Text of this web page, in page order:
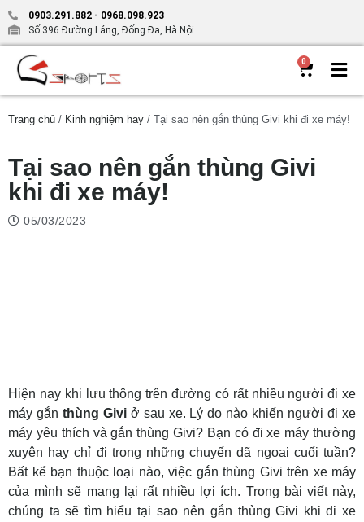
0903.291.882 - 0968.098.923
Số 396 Đường Láng, Đống Đa, Hà Nội
0
Trang chủ / Kinh nghiệm hay / Tại sao nên gắn thùng Givi khi đi xe máy!
Tại sao nên gắn thùng Givi
khi đi xe máy!
05/03/2023
Hiện nay khi lưu thông trên đường có rất nhiều người đi xe
máy gắn thùng Giviở sau xe. Lý do nào khiến người đi xe
máy yêu thích và gắn thùng Givi? Bạn có đi xe máy thường
xuyên hay chỉ đi trong những chuyến dã ngoại cuối tuần?
Bất kể bạn thuộc loại nào, việc gắn thùng Givi trên xe máy
của mình sẽ mang lại rất nhiều lợi ích. Trong bài viết này,
chúng ta sẽ tìm hiểu tại sao nên gắn thùng Givi khi đi xe